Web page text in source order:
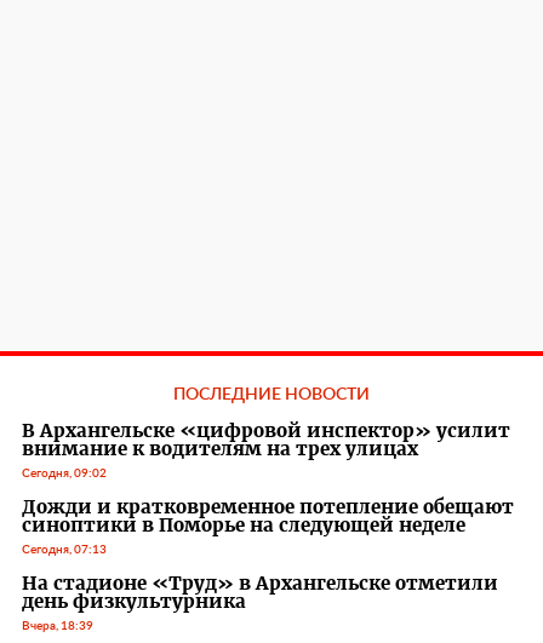
ПОСЛЕДНИЕ НОВОСТИ
В Архангельске «цифровой инспектор» усилит
внимание к водителям на трех улицах
Сегодня, 09:02
Дожди и кратковременное потепление обещают
синоптики в Поморье на следующей неделе
Сегодня, 07:13
На стадионе «Труд» в Архангельске отметили
день физкультурника
Вчера, 18:39